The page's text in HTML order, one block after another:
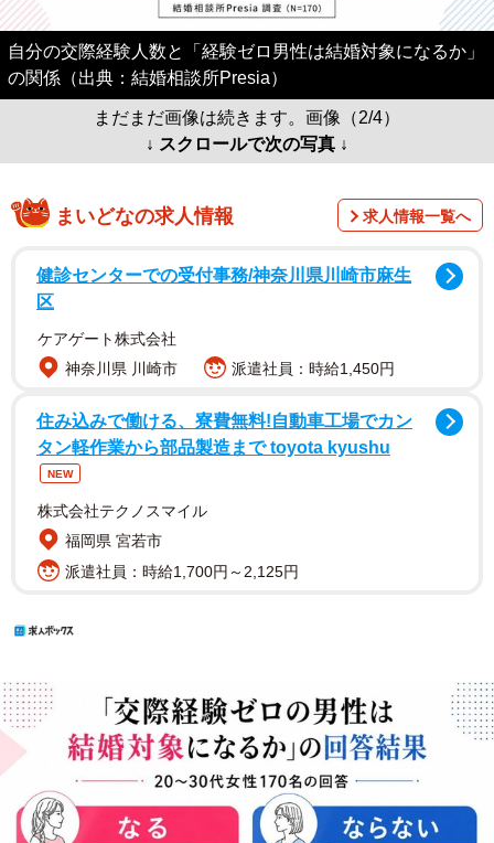
自分の交際経験人数と「経験ゼロ男性は結婚対象になるか」
の関係（出典：結婚相談所Presia）
まだまだ画像は続きます。画像（2/4）
↓ スクロールで次の写真 ↓
まいどなの求人情報 求人情報一覧へ
健診センターでの受付事務/神奈川県川崎市麻生
区
ケアゲート株式会社
神奈川県 川崎市
派遣社員：時給1,450円
住み込みで働ける、寮費無料!自動車工場でカン
タン軽作業から部品製造まで toyota kyushu
NEW
株式会社テクノスマイル
福岡県 宮若市
派遣社員：時給1,700円～2,125円